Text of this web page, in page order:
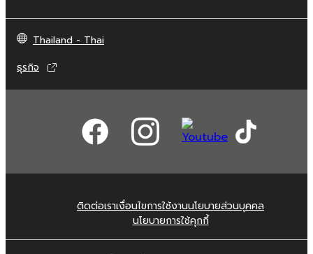
Thailand - Thai
ธุรกิจ
ติดต่อเราเงื่อนไขการใช้งานนโยบายส่วนบุคคล
นโยบายการใช้คุกกี้